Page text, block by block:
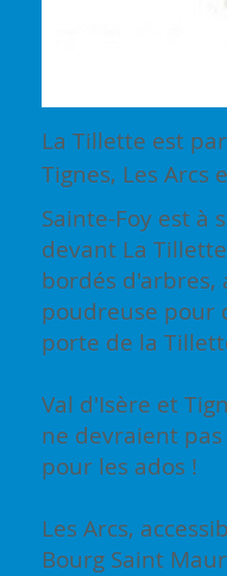
La Tillette est
Tignes, Les Arcs
Sainte-Foy est
devant La
bordés d'arbres,
poudreuse pour
porte de la
Val d'Isère et
ne devraient
pour les ados !
Les Arcs,
Bourg Saint